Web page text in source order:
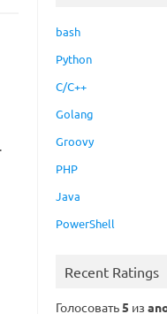
bash
Python
C/C++
Golang
Groovy
PHP
Java
PowerShell
Recent Ratings
Голосовать5 из